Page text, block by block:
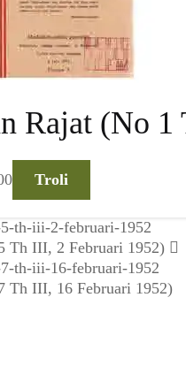
Rajat (No 1
Troli
Th III, 2 Februari 1952)
Th III, 16 Februari 1952)